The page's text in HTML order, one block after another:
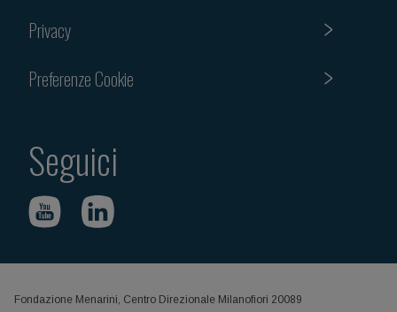
Privacy
Preferenze Cookie
Seguici
Fondazione Menarini, Centro Direzionale Milanofiori 20089